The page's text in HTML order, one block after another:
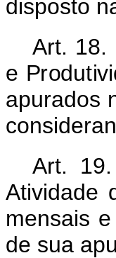
disposto
Art. 18.
e
apurados
Art.
Atividade
mensais
de sua